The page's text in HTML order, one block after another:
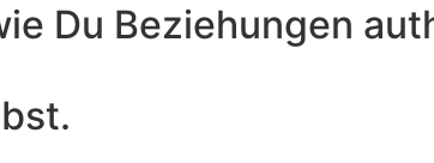
Du Beziehungen